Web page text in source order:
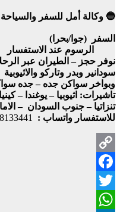
🔵 وكالة أمل للسفر
السفر (جوا/بحرا)
الرسوم عند الاستفسار
نوفر حجز – الطيران عبر
سودانير وبدر وتاركو والاثيوبية
وبواخر سواكن جده – جده
تاشيرات: اثيوبيا – يوغندا – كينيا
تنزاتيا – جنوب السودان –
للاستفسار واتساب :
Copy
Link
Facebook
Twitter